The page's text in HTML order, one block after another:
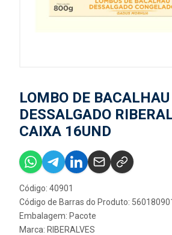
LOMBO DE
DESSALGADO
CAIXA 16UND
Código: 40901
Código de Barras do Produto:
Embalagem: Pacote
Marca: RIBERALVES